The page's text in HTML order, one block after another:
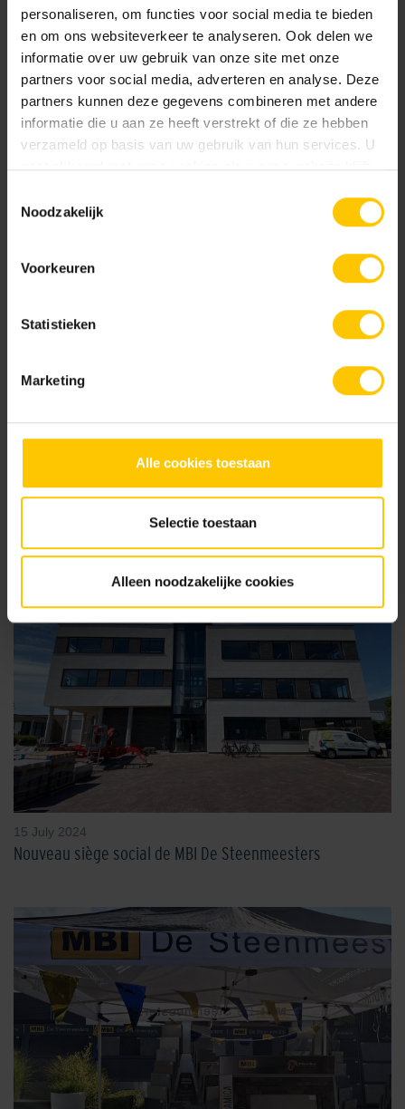
personaliseren, om functies voor social media te bieden
en om ons websiteverkeer te analyseren. Ook delen we
informatie over uw gebruik van onze site met onze
partners voor social media, adverteren en analyse. Deze
partners kunnen deze gegevens combineren met andere
informatie die u aan ze heeft verstrekt of die ze hebben
verzameld op basis van uw gebruik van hun services. U
gaat akkoord met onze cookies als u onze website blijft
Noodzakelijk
Voorkeuren
Statistieken
Marketing
Alle cookies toestaan
Selectie toestaan
Alleen noodzakelijke cookies
1/10
Plus d'actualités
15 July 2024
Nouveau siège social de MBI De Steenmeesters